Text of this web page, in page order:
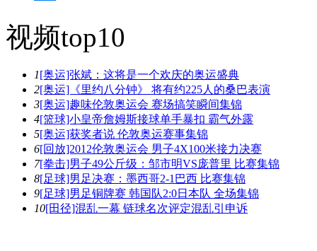
视频top10
1[奥运]张斌：这将是一个欢庆的奥运盛典
2[奥运]《里约八分钟》 将有约225人的桑巴表演
3[奥运]趣味伦敦奥运会 赛场搞笑瞬间集锦
4[篮球]小皇帝詹姆斯接球单手暴扣 霸气外露
5[奥运]获奖者说 伦敦奥运赛事集锦
6[回放]2012伦敦奥运会 男子4X100米接力决赛
7[拳击]男子49公斤级：邹市明VS庞普里 比赛集锦
8[足球]男足决赛：墨西哥2-1巴西 比赛集锦
9[足球]男足铜牌赛 韩国队2:0日本队 全场集锦
10[田径]混乱一幕 链球名次评定混乱引申诉